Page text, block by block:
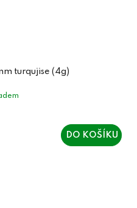
turqujise (4g)
DO KOŠÍKU